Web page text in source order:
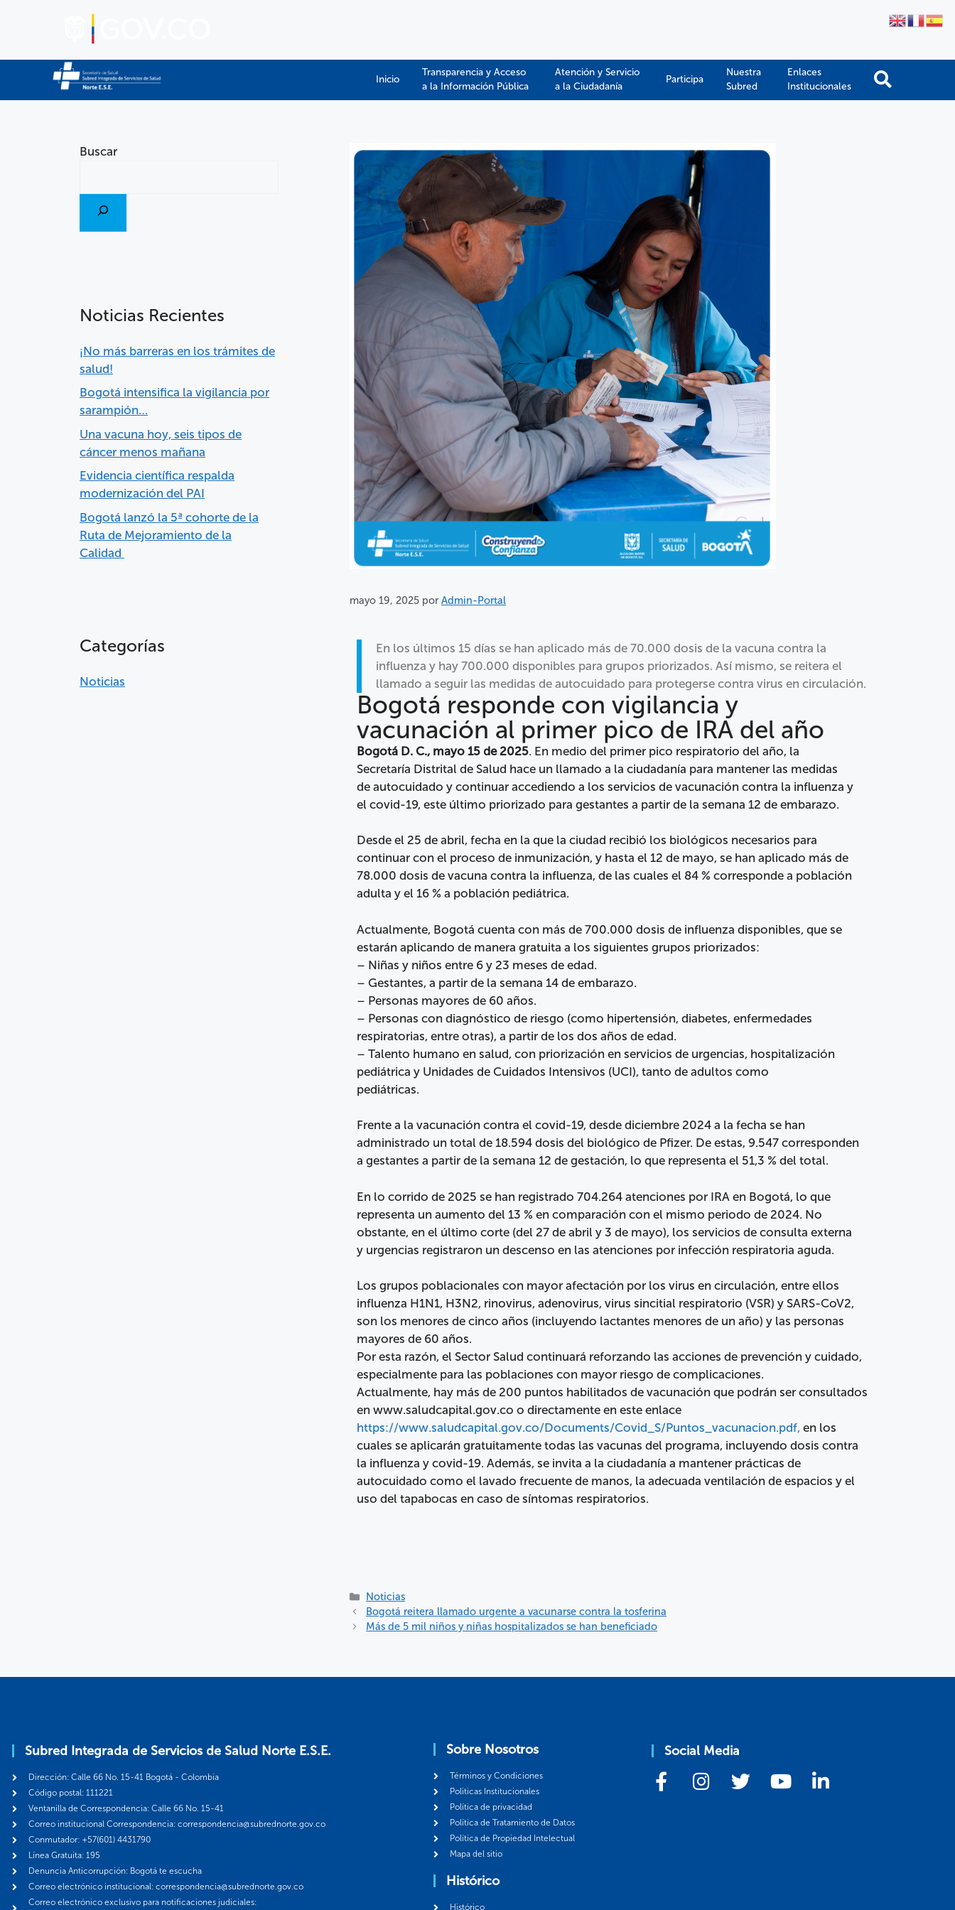
Inicio
Transparencia y Acceso
a la Información Pública​​
Atención y Servicio
a la Ciudadanía
Participa
Nuestra
Subred
Enlaces
Institucionales
mayo 19, 2025 por Admin-Portal
En los últimos 15 días se han aplicado más de 70.000 dosis de la vacuna contra la
influenza y hay 700.000 disponibles para grupos priorizados. Así mismo, se reitera el
llamado a seguir las medidas de autocuidado para protegerse contra virus en circulación.
Bogotá responde con vigilancia y
vacunación al primer pico de IRA del año
Bogotá D. C., mayo 15 de 2025. En medio del primer pico respiratorio del año, la
Secretaría Distrital de Salud hace un llamado a la ciudadanía para mantener las medidas
de autocuidado y continuar accediendo a los servicios de vacunación contra la influenza y
el covid-19, este último priorizado para gestantes a partir de la semana 12 de embarazo.
Desde el 25 de abril, fecha en la que la ciudad recibió los biológicos necesarios para
continuar con el proceso de inmunización, y hasta el 12 de mayo, se han aplicado más de
78.000 dosis de vacuna contra la influenza, de las cuales el 84 % corresponde a población
adulta y el 16 % a población pediátrica.
Actualmente, Bogotá cuenta con más de 700.000 dosis de influenza disponibles, que se
estarán aplicando de manera gratuita a los siguientes grupos priorizados:
– Niñas y niños entre 6 y 23 meses de edad.
– Gestantes, a partir de la semana 14 de embarazo.
– Personas mayores de 60 años.
– Personas con diagnóstico de riesgo (como hipertensión, diabetes, enfermedades
respiratorias, entre otras), a partir de los dos años de edad.
– Talento humano en salud, con priorización en servicios de urgencias, hospitalización
pediátrica y Unidades de Cuidados Intensivos (UCI), tanto de adultos como
pediátricas.
Frente a la vacunación contra el covid-19, desde diciembre 2024 a la fecha se han
administrado un total de 18.594 dosis del biológico de Pfizer. De estas, 9.547 corresponden
a gestantes a partir de la semana 12 de gestación, lo que representa el 51,3 % del total.
En lo corrido de 2025 se han registrado 704.264 atenciones por IRA en Bogotá, lo que
representa un aumento del 13 % en comparación con el mismo periodo de 2024. No
obstante, en el último corte (del 27 de abril y 3 de mayo), los servicios de consulta externa
y urgencias registraron un descenso en las atenciones por infección respiratoria aguda.
Los grupos poblacionales con mayor afectación por los virus en circulación, entre ellos
influenza H1N1, H3N2, rinovirus, adenovirus, virus sincitial respiratorio (VSR) y SARS-CoV2,
son los menores de cinco años (incluyendo lactantes menores de un año) y las personas
mayores de 60 años.
Por esta razón, el Sector Salud continuará reforzando las acciones de prevención y cuidado,
especialmente para las poblaciones con mayor riesgo de complicaciones.
Actualmente, hay más de 200 puntos habilitados de vacunación que podrán ser consultados
en www.saludcapital.gov.co o directamente en este enlace
https://www.saludcapital.gov.co/Documents/Covid_S/Puntos_vacunacion.pdf, en los
cuales se aplicarán gratuitamente todas las vacunas del programa, incluyendo dosis contra
la influenza y covid-19. Además, se invita a la ciudadanía a mantener prácticas de
autocuidado como el lavado frecuente de manos, la adecuada ventilación de espacios y el
uso del tapabocas en caso de síntomas respiratorios.
Noticias
Bogotá reitera llamado urgente a vacunarse contra la tosferina
Más de 5 mil niños y niñas hospitalizados se han beneficiado
Buscar
Noticias Recientes
¡No más barreras en los trámites de
salud!
Bogotá intensifica la vigilancia por
sarampión…
Una vacuna hoy, seis tipos de
cáncer menos mañana
Evidencia científica respalda
modernización del PAI
Bogotá lanzó la 5ª cohorte de la
Ruta de Mejoramiento de la
Calidad
Categorías
Noticias
Subred Integrada de Servicios de Salud Norte E.S.E.
Dirección: Calle 66 No. 15-41 Bogotá - Colombia
Código postal: 111221
Ventanilla de Correspondencia: Calle 66 No. 15-41
Correo institucional Correspondencia: correspondencia@subrednorte.gov.co
Conmutador: +57(601) 4431790
Línea Gratuita: 195
Denuncia Anticorrupción: Bogotá te escucha
Correo electrónico institucional: correspondencia@subrednorte.gov.co
Correo electrónico exclusivo para notificaciones judiciales:
Sobre Nosotros
Términos y Condiciones
Politicas Institucionales
Política de privacidad
Política de Tratamiento de Datos
Política de Propiedad Intelectual
Mapa del sitio
Histórico
Histórico
Social Media